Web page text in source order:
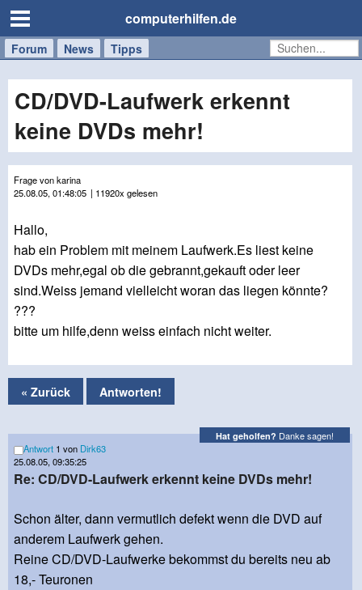
computerhilfen.de
Forum News Tipps
Handy
Tablet
Windows
Mac
CD/DVD-Laufwerk erkennt
keine DVDs mehr!
Frage von karina
25.08.05, 01:48:05 | 11920x gelesen
Hallo,
hab ein Problem mit meinem Laufwerk.Es liest keine
DVDs mehr,egal ob die gebrannt,gekauft oder leer
sind.Weiss jemand vielleicht woran das liegen könnte?
???
bitte um hilfe,denn weiss einfach nicht weiter.
« Zurück Antworten!
Hat geholfen? Danke sagen!
Antwort 1 von Dirk63
25.08.05, 09:35:25
Re: CD/DVD-Laufwerk erkennt keine DVDs mehr!
Schon älter, dann vermutlich defekt wenn die DVD auf
anderem Laufwerk gehen.
Reine CD/DVD-Laufwerke bekommst du bereits neu ab
18,- Teuronen